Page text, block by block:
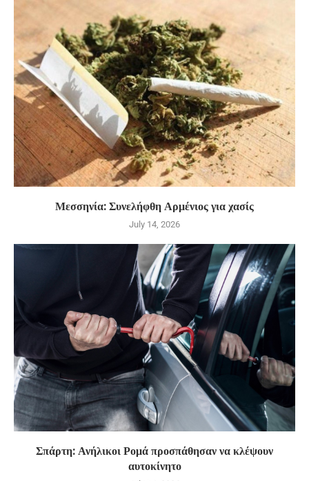
Μεσσηνία: Συνελήφθη Αρμένιος για χασίς
July 14, 2026
Σπάρτη: Ανήλικοι Ρομά προσπάθησαν να κλέψουν
αυτοκίνητο